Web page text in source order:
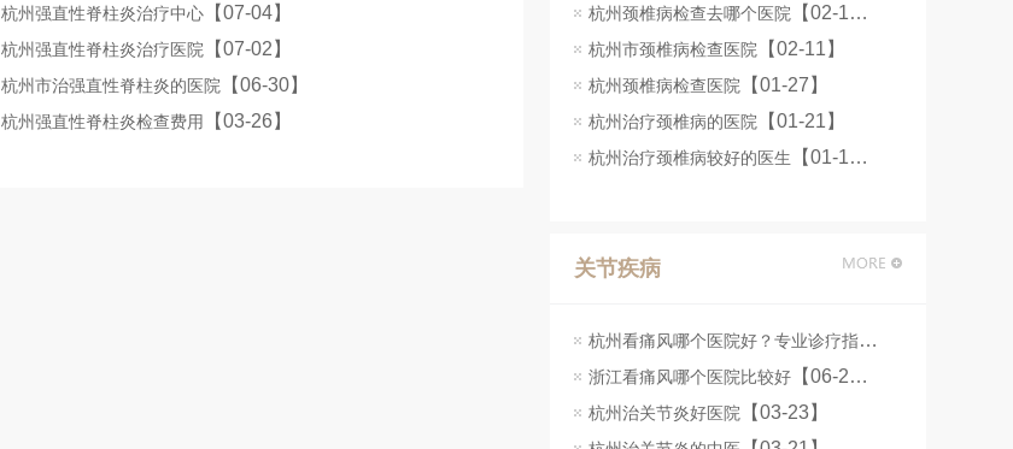
杭州强直性脊柱炎治疗中心 【07-04】
杭州强直性脊柱炎治疗医院 【07-02】
杭州市治强直性脊柱炎的医院 【06-30】
杭州强直性脊柱炎检查费用 【03-26】
杭州颈椎病检查去哪个医院 【02-12】
杭州市颈椎病检查医院 【02-11】
杭州颈椎病检查医院 【01-27】
杭州治疗颈椎病的医院 【01-21】
杭州治疗颈椎病较好的医生 【01-14】
关节疾病
杭州看痛风哪个医院好？专业诊疗指南
浙江看痛风哪个医院比较好 【06-24】
杭州治关节炎好医院 【03-23】